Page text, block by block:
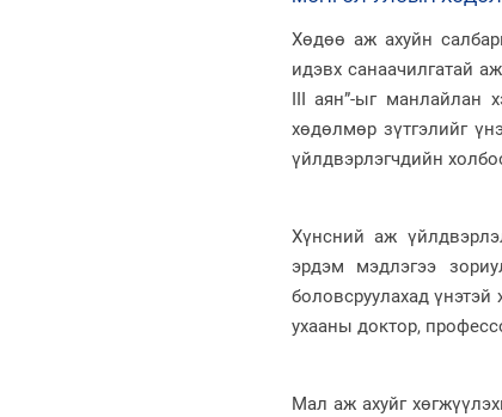
Хөдөө аж ахуйн
идэвх санаачилгатай
III аян”-ыг манлайлан
хөдөлмөр зүтгэлийг
үйлдвэрлэгчдийн
Хүнсний аж
эрдэм мэдлэгээ
боловсруулахад
ухааны доктор,
Мал аж ахуйг